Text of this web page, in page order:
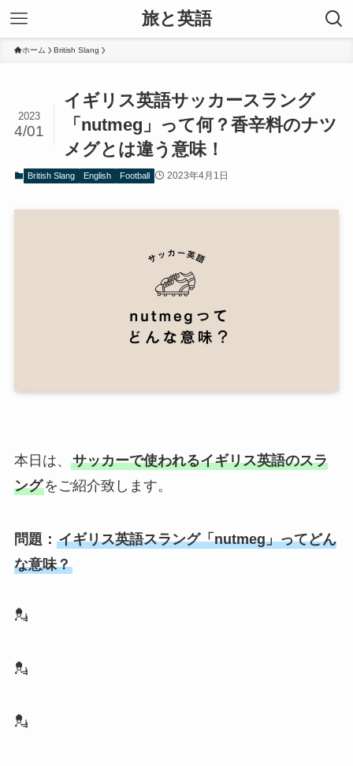
旅と英語
ホーム British Slang
イギリス英語サッカースラング
「nutmeg」って何？香辛料のナツ
メグとは違う意味！
2023
4/01
British Slang English Football 2023年4月1日
本日は、 サッカーで使われるイギリス英語のスラ
ングをご紹介致します。
問題： イギリス英語スラング「nutmeg」ってどん
な意味？
💂
💂
💂